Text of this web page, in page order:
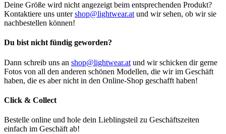
Deine Größe wird nicht angezeigt beim entsprechenden Produkt?
Kontaktiere uns untershop@lightwear.at und wir sehen, ob wir sie
nachbestellen können!
Du bist nicht fündig geworden?
Dann schreib uns an shop@lightwear.at und wir schicken dir gerne
Fotos von all den anderen schönen Modellen, die wir im Geschäft
haben, die es aber nicht in den Online-Shop geschafft haben!
Click & Collect
Bestelle online und hole dein Lieblingsteil zu Geschäftszeiten
einfach im Geschäft ab!